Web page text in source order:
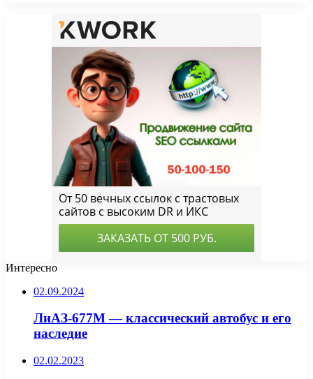
Интересно
02.09.2024
ЛиАЗ-677М — классический автобус и его
наследие
02.02.2023